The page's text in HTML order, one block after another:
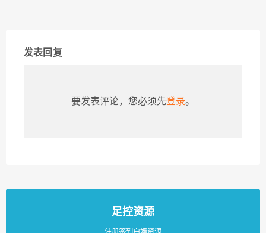
发表回复
要发表评论，您必须先登录。
足控资源